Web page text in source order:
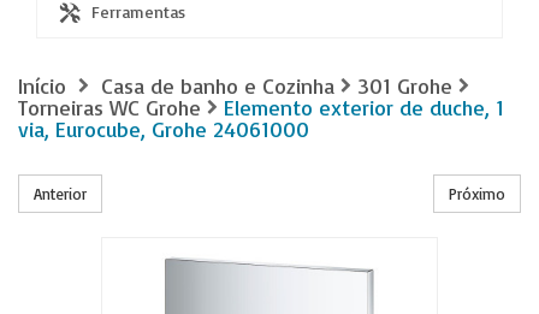
Ferramentas
Início Casa de banho e Cozinha
301 Grohe
Torneiras WC Grohe
Elemento exterior de duche, 1
via, Eurocube, Grohe 24061000
Anterior Próximo